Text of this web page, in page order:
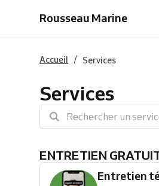
Rousseau Marine
Accueil / Services
Services
ENTRETIEN
Entretien
(13-
(13-
30min
Suivi